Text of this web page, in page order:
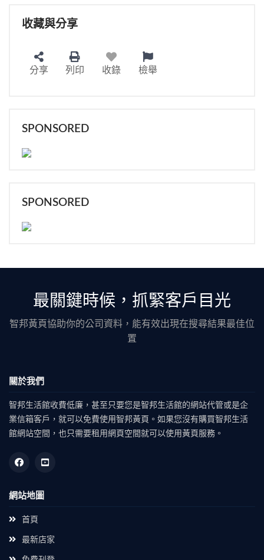
收藏與分享
分享 列印 收錄 檢舉
SPONSORED
SPONSORED
最關鍵時候，抓緊客戶目光
智邦黃頁協助你的公司資料，能有效出現在搜尋結果最佳位
置
關於我們
智邦生活館收費低廉，甚至只要您是智邦生活館的網站代管或是企
業信箱客戶，就可以免費使用智邦黃頁。如果您沒有購買智邦生活
館網站空間，也只需要租用網頁空間就可以使用黃頁服務。
網站地圖
首頁
最新店家